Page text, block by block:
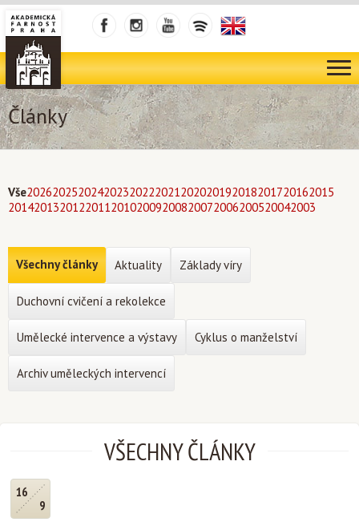
Články
Vše202620252024202320222021202020192018201720162015
201420132012201120102009200820072006200520042003
VŠECHNY ČLÁNKY
16
9
Všechny články Aktuality Základy víry
Duchovní cvičení a rekolekce
Umělecké intervence a výstavy Cyklus o manželství
Archiv uměleckých intervencí